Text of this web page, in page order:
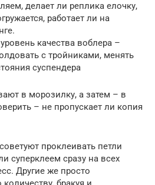
делает ли реплика елочку,
работает ли на
качества воблера –
с тройниками, менять
суспендера
в морозилку, а затем – в
– не пропускает ли копия
проклеивать петли
суперклеем сразу на всех
Другие же просто